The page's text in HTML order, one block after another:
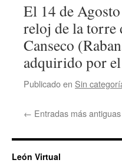
El 14 de
reloj de la torre
Canseco
adquirido por
Publicado en Sin
← Entradas más antiguas
León Virtual